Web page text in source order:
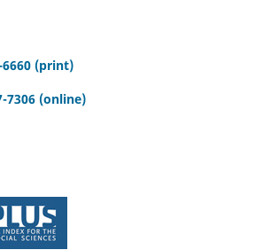
6660 (print)
7306 (online)